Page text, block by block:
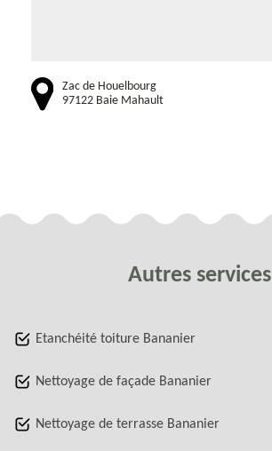
Zac de Houelbourg
97122 Baie Mahault
Autres services
Etanchéité toiture Bananier
Nettoyage de façade Bananier
Nettoyage de terrasse Bananier